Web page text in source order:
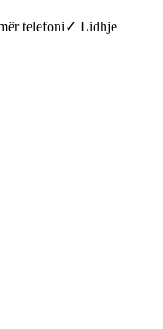
telefoni✓ Lidhje